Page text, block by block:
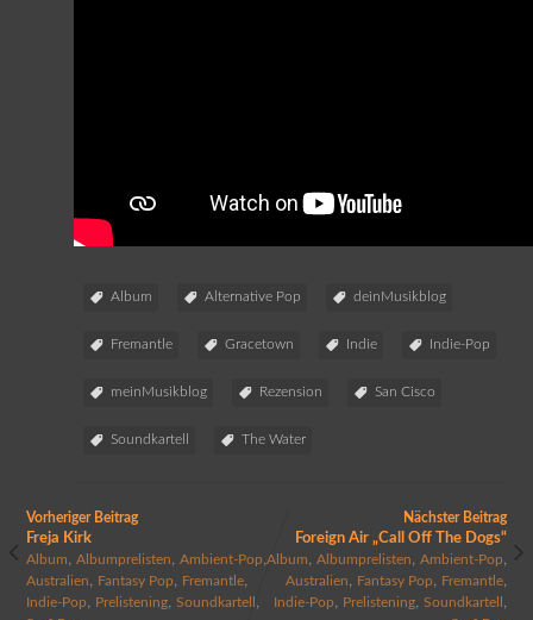
Album Alternative Pop deinMusikblog
Fremantle Gracetown Indie Indie-Pop
meinMusikblog Rezension San Cisco
Soundkartell The Water
Vorheriger Beitrag
Freja Kirk
Album Albumprelisten Ambient-Pop
Australien Fantasy Pop Fremantle,
Indie-Pop Prelistening, Soundkartell ,
Nächster Beitrag
Foreign Air „Call Off The Dogs“
Album ,Albumprelisten ,Ambient-Pop
Australien Fantasy Pop Fremantle
Indie-Pop Prelistening ,Soundkartell